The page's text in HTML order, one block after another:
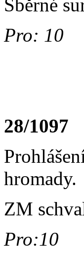
Sběrné
Pro: 10
28/1097
hromady.
ZM
Pro:10